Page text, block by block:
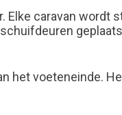
Elke caravan wordt
het voeteneinde.